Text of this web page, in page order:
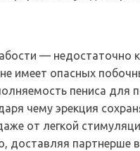
— недостаточно
имеет опасных
пениса для
чему эрекция
от легкой
доставляя партнерше